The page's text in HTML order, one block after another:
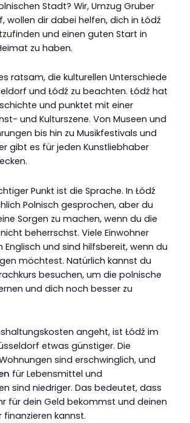
Stadt? Wir, Umzug Gruber
wollen dir dabei helfen, dich in Łódź
und einen guten Start in
zu haben.
ratsam, die kulturellen Unterschiede
und Łódź zu beachten. Łódź hat
und punktet mit einer
und Kulturszene. Von Museen und
bis hin zu Musikfestivals und
gibt es für jeden Kunstliebhaber
Punkt ist die Sprache. In Łódź
Polnisch gesprochen, aber du
Sorgen zu machen, wenn du die
beherrschst. Viele Einwohner
Englisch und sind hilfsbereit, wenn du
möchtest. Natürlich kannst du
besuchen, um die polnische
und dich noch besser zu
angeht, ist Łódź im
etwas günstiger. Die
sind erschwinglich, und
für Lebensmittel und
sind niedriger. Das bedeutet, dass
für dein Geld bekommst und deinen
finanzieren kannst.